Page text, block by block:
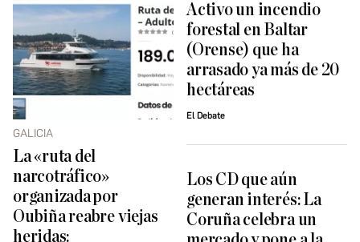
GALICIA
La «ruta del
narcotráfico»
organizada por
Oubiña reabre viejas
heridas:
Activo un incendio
forestal en Baltar
(Orense) que ha
arrasado ya más de 20
hectáreas
El Debate
Los CD que aún
generan interés: La
Coruña celebra un